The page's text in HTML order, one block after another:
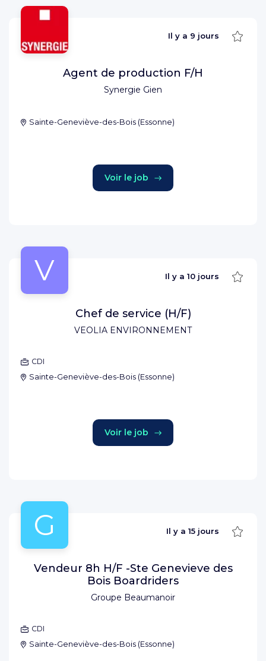
Synergie Gien
Il y a 9 jours
Agent de production F/H
Sainte-Geneviève-des-Bois (Essonne)
Voir le job
V
VEOLIA ENVIRONNEMENT
Il y a 10 jours
Chef de service (H/F)
CDI
Sainte-Geneviève-des-Bois (Essonne)
Voir le job
G
Groupe Beaumanoir
Il y a 15 jours
Vendeur 8h H/F -Ste Genevieve des
Bois Boardriders
CDI
Sainte-Geneviève-des-Bois (Essonne)